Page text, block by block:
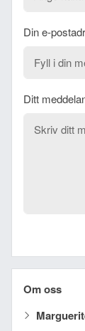
Din e-
Ditt
Om oss